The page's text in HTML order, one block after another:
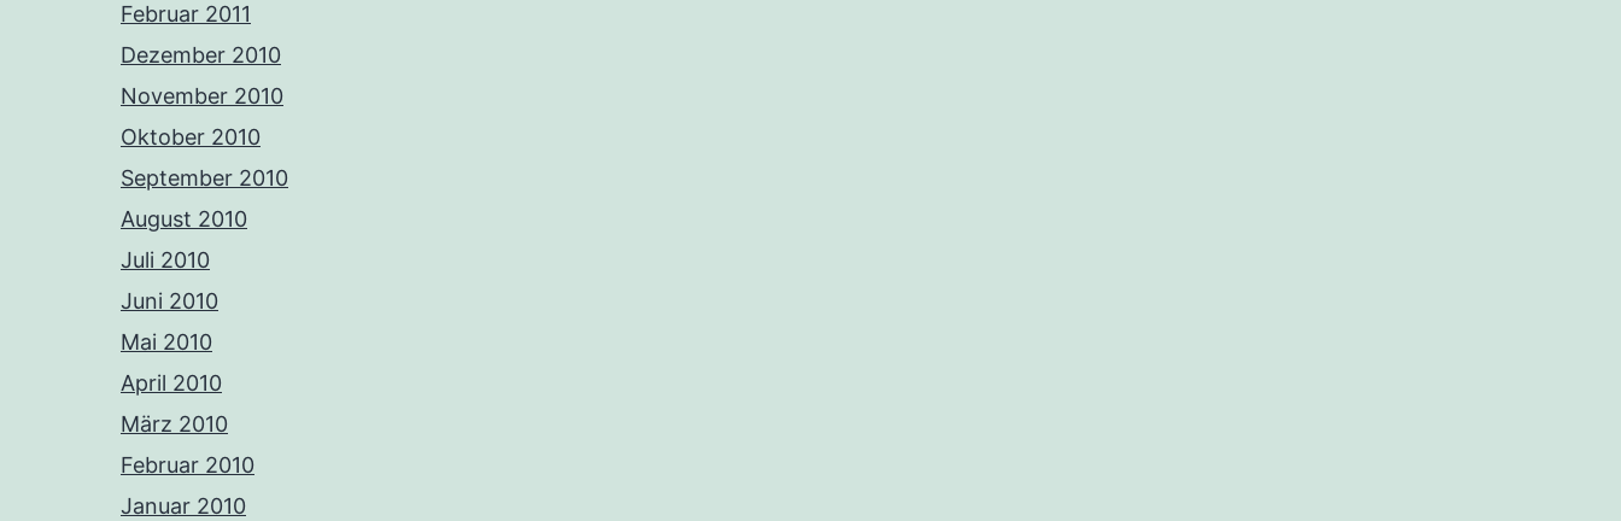
Februar 2011
Dezember 2010
November 2010
Oktober 2010
September 2010
August 2010
Juli 2010
Juni 2010
Mai 2010
April 2010
März 2010
Februar 2010
Januar 2010